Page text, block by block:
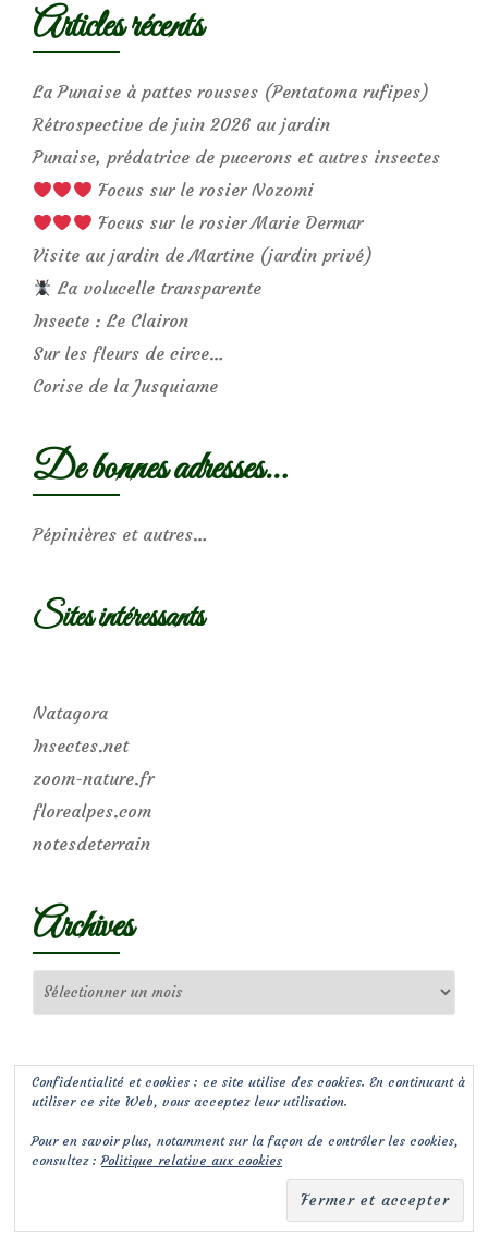
Articles récents
La Punaise à pattes rousses (Pentatoma rufipes)
Rétrospective de juin 2026 au jardin
Punaise, prédatrice de pucerons et autres insectes
Focus sur le rosier Nozomi
Focus sur le rosier Marie Dermar
Visite au jardin de Martine (jardin privé)
La volucelle transparente
Insecte : Le Clairon
Sur les fleurs de circe…
Corise de la Jusquiame
De bonnes adresses…
Pépinières et autres…
Sites intéressants
Natagora
Insectes.net
zoom-nature.fr
florealpes.com
notesdeterrain
Archives
Confidentialité et cookies : ce site utilise des cookies. En continuant à
utiliser ce site Web, vous acceptez leur utilisation.
Pour en savoir plus, notamment sur la façon de contrôler les cookies,
consultez :Politique relative aux cookies